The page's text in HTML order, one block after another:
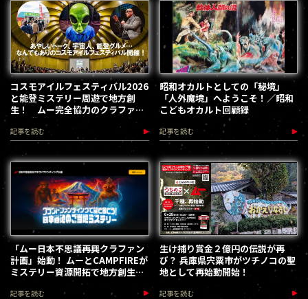
コスモアイルフェスティバル2026
と能登ミステリー周遊で地方創
生！ ムー完全協力のクラファン
第３弾が始動
記事を読む
昭和オカルトとしての「秘境」
「人外魔境」へようこそ！／昭和
こどもオカルト回顧録
記事を読む
「ムー日本不思議再興クラファン
計画」始動！ ムーとCAMPFIREが
ミステリー資源開拓で地方創生を
記事を読む
生け捕り賞金２億円の伝説が再
び？ 兵庫県宍粟市がツチノコの聖
地として再始動開始！
記事を読む